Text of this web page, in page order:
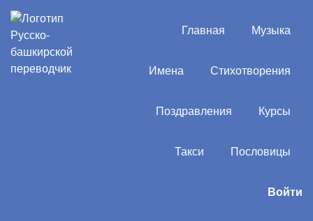
Главная Музыка
Имена Стихотворения
Поздравления Курсы
Такси Пословицы
Войти